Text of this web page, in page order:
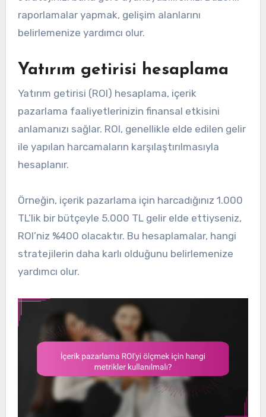
raporlamalar yapmak, gelişim alanlarını
belirlemenize yardımcı olur.
Yatırım getirisi hesaplama
Yatırım getirisi (ROI) hesaplama, içerik
pazarlama faaliyetlerinizin finansal etkisini
anlamanızı sağlar. ROI, genellikle elde edilen gelir
ile yapılan harcamaların karşılaştırılmasıyla
hesaplanır.
Örneğin, içerik pazarlama için harcadığınız 1.000
TL’lik bir bütçeyle 5.000 TL gelir elde ettiyseniz,
ROI’niz %400 olacaktır. Bu hesaplamalar, hangi
stratejilerin daha karlı olduğunu belirlemenize
yardımcı olur.